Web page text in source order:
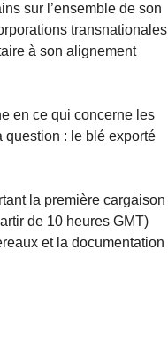
sur l’ensemble de son
transnationales
à son alignement
en ce qui concerne les
question : le blé exporté
la première cargaison
de 10 heures GMT)
et la documentation